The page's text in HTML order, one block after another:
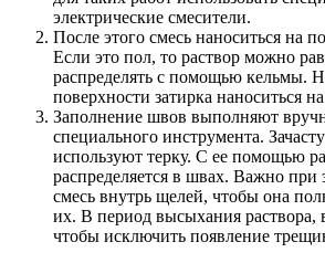
электрические смесители.
После этого смесь наноситься на
Если это пол, то раствор можно
распределять с помощью кельмы.
поверхности затирка наноситься
Заполнение швов выполняют
специального инструмента.
используют терку. С ее помощью
распределяется в швах. Важно при
смесь внутрь щелей, чтобы она
их. В период высыхания раствора,
чтобы исключить появление